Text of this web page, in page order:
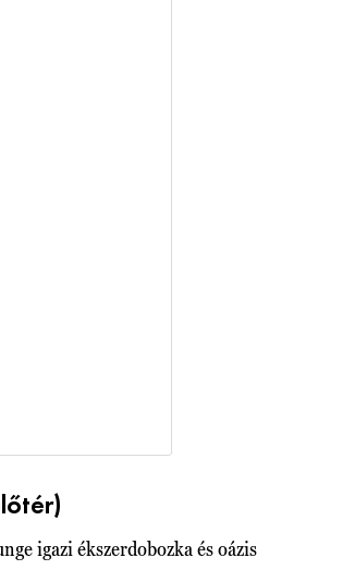
igazi ékszerdobozka és oázis